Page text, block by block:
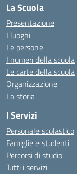
La Scuola
Presentazione
I luoghi
Le persone
I numeri della scuola
Le carte della scuola
Organizzazione
La storia
I Servizi
Personale scolastico
Famiglie e studenti
Percorsi di studio
Tutti i servizi